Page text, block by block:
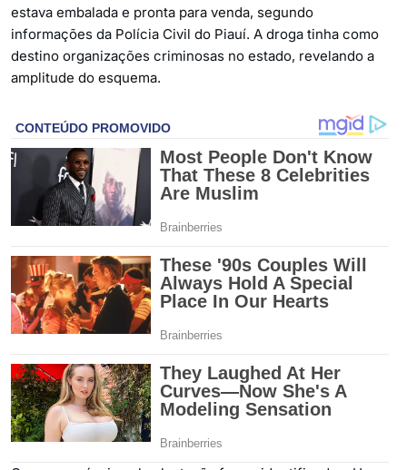
estava embalada e pronta para venda, segundo
informações da Polícia Civil do Piauí. A droga tinha como
destino organizações criminosas no estado, revelando a
amplitude do esquema.